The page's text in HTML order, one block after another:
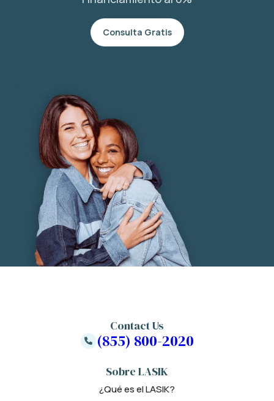
Consulta Gratis
Sobre LASIK
¿Qué es el LASIK?
Contact Us
(855) 800-2020